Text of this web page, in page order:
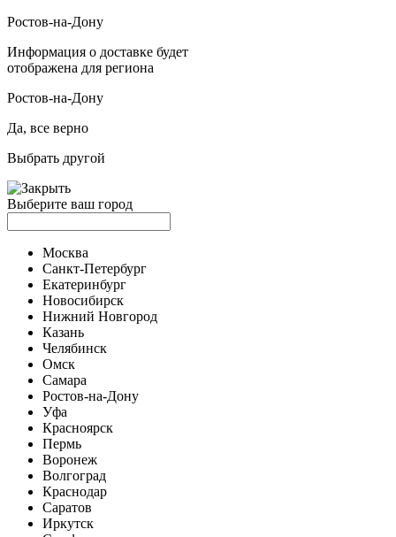
Ростов-на-Дону
Информация о доставке будет
отображена для региона
Ростов-на-Дону
Да, все верно
Выбрать другой
Выберите ваш город
Москва
Санкт-Петербург
Екатеринбург
Новосибирск
Нижний Новгород
Казань
Челябинск
Омск
Самара
Ростов-на-Дону
Уфа
Красноярск
Пермь
Воронеж
Волгоград
Краснодар
Саратов
Иркутск